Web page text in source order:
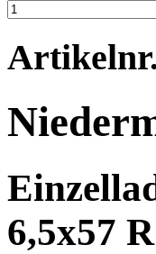
6,5x57